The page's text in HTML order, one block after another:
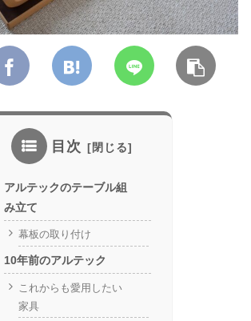
目次
アルテックのテーブル組
み立て
幕板の取り付け
10年前のアルテック
これからも愛用したい
家具